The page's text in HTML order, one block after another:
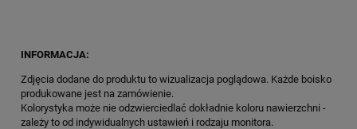
INFORMACJA:
Zdjęcia dodane do produktu to wizualizacja poglądowa. Każde boisko
produkowane jest na zamówienie.
Kolorystyka może nie odzwierciedlać dokładnie koloru nawierzchni -
zależy to od indywidualnych ustawień i rodzaju monitora.